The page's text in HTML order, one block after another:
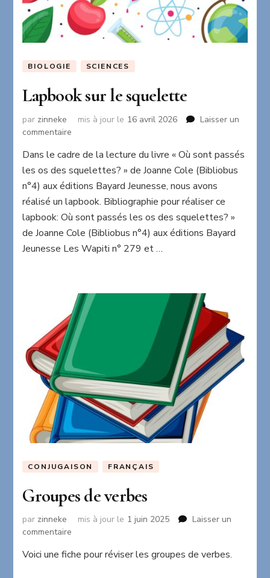
BIOLOGIE SCIENCES
Lapbook sur le squelette
par zinneke mis à jour le 16 avril 2026
Laisser un
commentaire
sur
le
squelette
Dans le cadre de la lecture du livre « Où sont passés
les os des squelettes? » de Joanne Cole (Bibliobus
n°4) aux éditions Bayard Jeunesse, nous avons
réalisé un lapbook. Bibliographie pour réaliser ce
lapbook: Où sont passés les os des squelettes? »
de Joanne Cole (Bibliobus n°4) aux éditions Bayard
Jeunesse Les Wapiti n° 279 et …
CONJUGAISON FRANÇAIS
Groupes de verbes
par zinneke mis à jour le 1 juin 2025
Laisser un
commentaire
de
Voici une fiche pour réviser les groupes de verbes.